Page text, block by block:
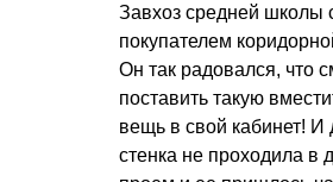
Завхоз средней школы
покупателем
Он так радовался, что
поставить такую
вещь в свой кабинет! И
стенка не проходила в